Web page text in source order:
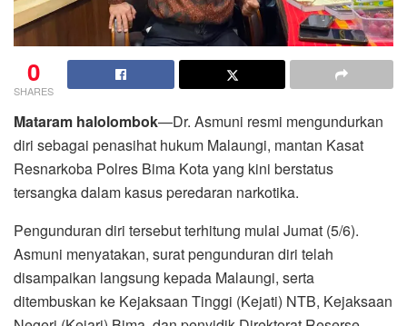
0
SHARES
Mataram halolombok—Dr. Asmuni resmi mengundurkan
diri sebagai penasihat hukum Malaungi, mantan Kasat
Resnarkoba Polres Bima Kota yang kini berstatus
tersangka dalam kasus peredaran narkotika.
Pengunduran diri tersebut terhitung mulai Jumat (5/6).
Asmuni menyatakan, surat pengunduran diri telah
disampaikan langsung kepada Malaungi, serta
ditembuskan ke Kejaksaan Tinggi (Kejati) NTB, Kejaksaan